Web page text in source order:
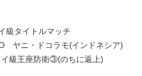
級タイトルマッチ
ヤニ・ドコラモ(インドネシア)
級王座防衛③(のちに返上)